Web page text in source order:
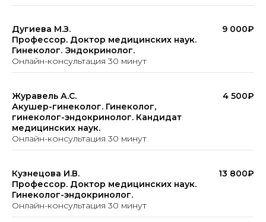
Дугиева М.З.
Профессор. Доктор медицинских наук.
Гинеколог. Эндокринолог.
Онлайн-консультация 30 минут
9 000₽
Журавель А.С.
Акушер-гинеколог. Гинеколог,
гинеколог-эндокринолог. Кандидат
медицинских наук.
Онлайн-консультация 30 минут
4 500₽
Кузнецова И.В.
Профессор. Доктор медицинских наук.
Гинеколог-эндокринолог.
Онлайн-консультация 30 минут
13 800₽